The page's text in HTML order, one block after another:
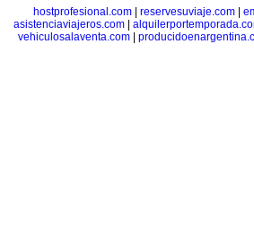
hostprofesional.com| reservesuviaje.com|
asistenciaviajeros.com|
vehiculosalaventa.com